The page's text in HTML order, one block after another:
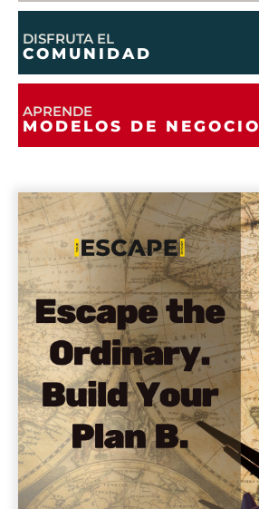
DISFRUTA EL
COMUNIDAD
APRENDE
MODELOS DE NEGOCIO